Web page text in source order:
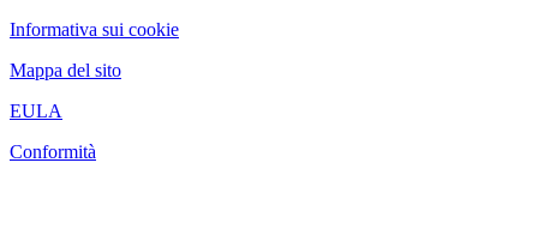
Informativa sui cookie
Mappa del sito
EULA
Conformità